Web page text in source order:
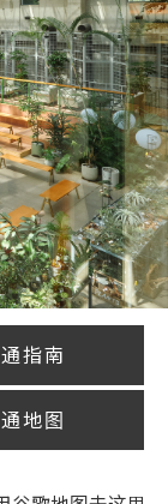
指南
地图